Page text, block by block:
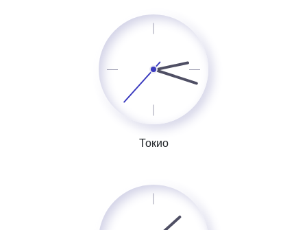
Токио